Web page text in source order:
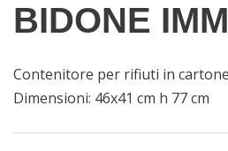
BIDONE
Contenitore per rifiuti in
Dimensioni: 46x41 cm h 77 cm